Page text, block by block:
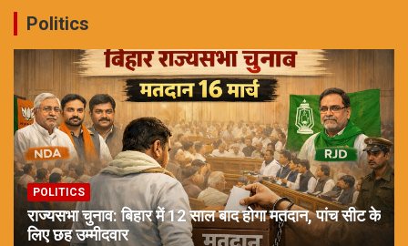
Politics
POLITICS
राज्यसभा चुनाव: बिहार में 12 साल बाद होगा मतदान, पांच सीट के
लिए छह उम्मीदवार